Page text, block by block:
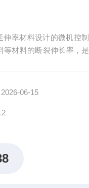
率材料设计的微机控
材料的断裂伸长率，
06-15